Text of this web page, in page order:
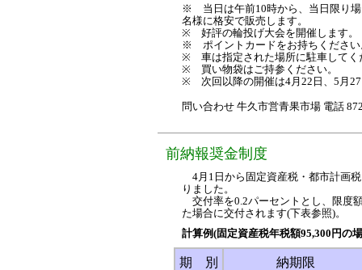
※ 当日は午前10時から、当日限り場
名様に格安で販売します。
※ 好評の輪投げ大会を開催します。
※ ポイントカードをお持ちください
※ 車は指定された場所に駐車してく
※ 買い物袋はご持参ください。
※ 次回以降の開催は4月22日、5月27
問い合わせ 牛久市営青果市場 電話
前納報奨金制度
4月1日から固定資産税・都市計画
りました。
交付率を0.2パーセントとし、限度
た場合に交付されます(下表参照)。
計算例(固定資産税年税額95,300円の
期 別 納期限